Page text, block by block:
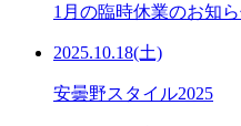
1月の臨時休業のお知
2025.10.18(土)
安曇野スタイル2025